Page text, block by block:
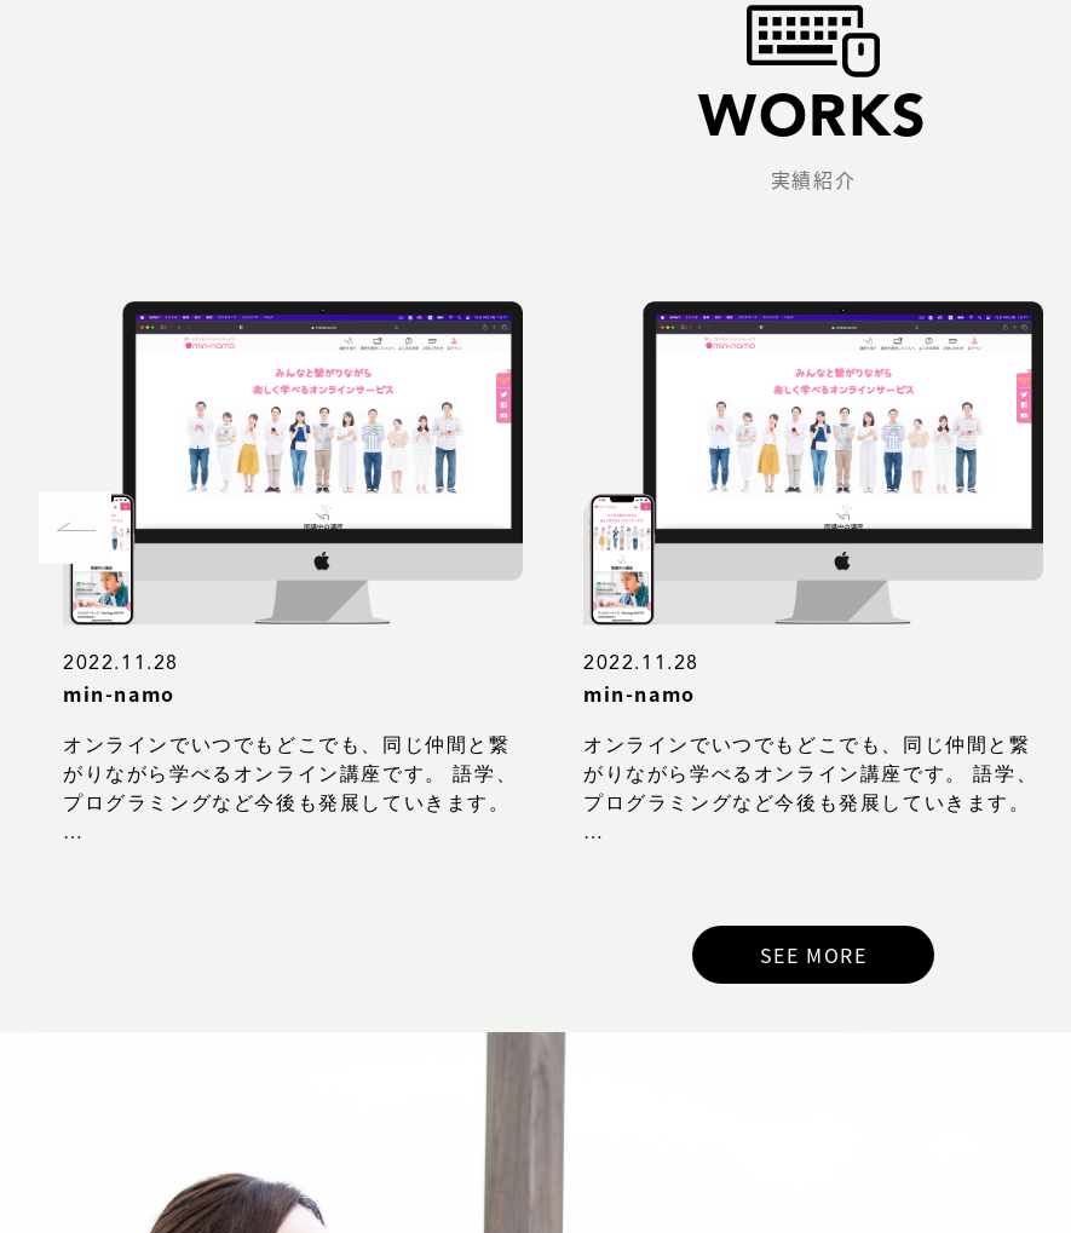
WORKS
実績紹介
2022.11.28
min-namo
オンラインでいつでもどこでも、同じ仲間と繋
がりながら学べるオンライン講座です。 語学、
プログラミングなど今後も発展していきます。
…
2022.11.28
min-namo
オンラインでいつでもどこでも、同じ仲間と繋
がりながら学べるオンライン講座です。 語学、
プログラミングなど今後も発展していきます。
…
SEE MORE